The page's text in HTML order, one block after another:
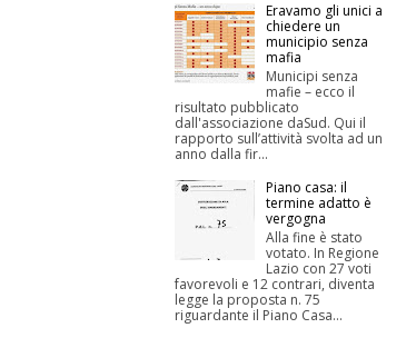
Eravamo gli unici a
chiedere un
municipio senza
mafia
Municipi senza
mafie – ecco il
risultato pubblicato
dall'associazione daSud. Qui il
rapporto sull’attività svolta ad un
anno dalla fir...
Piano casa: il
termine adatto è
vergogna
Alla fine è stato
votato. In Regione
Lazio con 27 voti
favorevoli e 12 contrari, diventa
legge la proposta n. 75
riguardante il Piano Casa...